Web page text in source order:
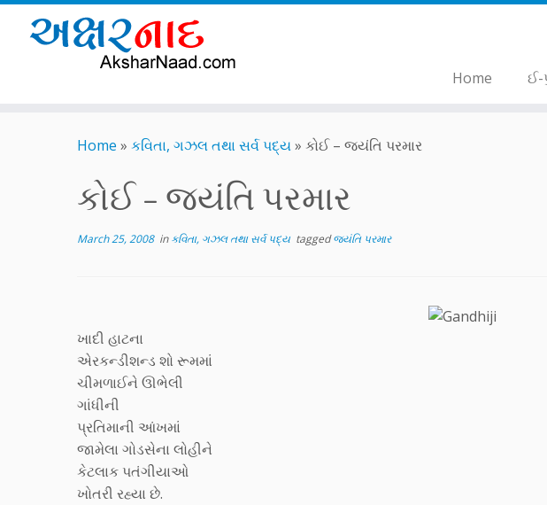
Home ઈ-
Home » કવિતા, ગઝલ તથા સર્વ પદ્ય» કોઈ – જયંતિ પરમાર
કોઈ – જયંતિ પરમાર
March 25, 2008inકવિતા, ગઝલ તથા સર્વ પદ્ય taggedજયંતિ પરમાર
ખાદી હાટના
એરકન્ડીશન્ડ શો રૂમમાં
ચીમળાઈને ઊભેલી
ગાંધીની
પ્રતિમાની આંખમાં
જામેલા ગોડસેના લોહીને
કેટલાક પતંગીયાઓ
ખોતરી રહ્યા છે.